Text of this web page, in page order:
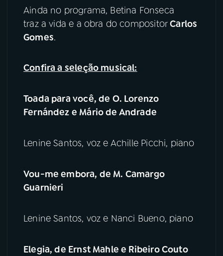
ACOMPANHE A RÁDIO MEC
YouTube Facebook
Ainda no programa, Betina Fonseca
traz a vida e a obra do compositorCarlos
Gomes.
Confira a seleção musical:
Toada para você, de O. Lorenzo
Fernández e Mário de Andrade
Lenine Santos, voz e Achille Picchi, piano
Vou-me embora, de M. Camargo
Guarnieri
Lenine Santos, voz e Nanci Bueno, piano
Elegia, de Ernst Mahle e Ribeiro Couto